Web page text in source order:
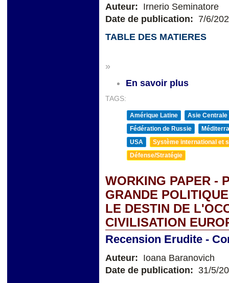
Auteur: Irnerio Seminatore
Date de publication: 7/6/
TABLE DES MATIERES
»
En savoir plus
TAGS:
Amérique Latine
Asie Centrale
Fédération de Russie
USA
Système international et
Défense/Stratégie
WORKING PAPER -
GRANDE
LE DESTIN DE
CIVILISATION
Recension Erudite -
Auteur: Ioana Baranovich
Date de publication: 31/5/